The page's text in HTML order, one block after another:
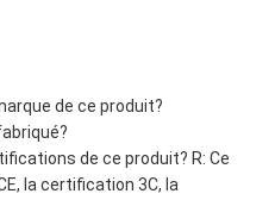
de ce produit?
de ce produit? R: Ce
la certification 3C, la